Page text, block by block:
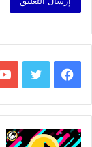
فيسبوك تويتر